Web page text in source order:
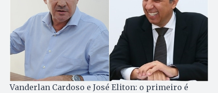
Vanderlan Cardoso e José Eliton: o primeiro é